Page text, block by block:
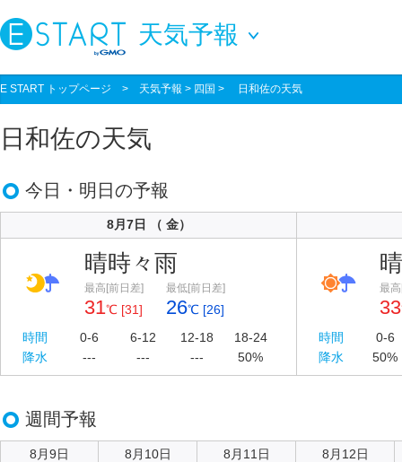
天気予報
E START トップページ > 天気予報 > 四国 > 日和佐の天気
日和佐の天気
今日・明日の予報
8月7日 （ 金）
晴時々雨
最高[前日差]
31℃ [31]
最低[前日差]
26℃ [26]
最
33
時間
0-6 6-12 12-18
18-24
降水
--- --- --- 50%
時間
0-6
降水
50%
週間予報
8月9日
8月10日
8月11日
8月12日